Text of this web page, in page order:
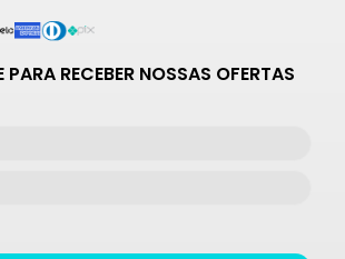
RECEBER NOSSAS OFERTAS